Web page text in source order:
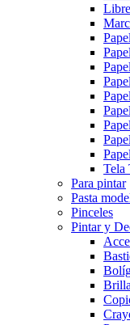
Tela
Para pintar
Pasta
Pinceles
Pintar y